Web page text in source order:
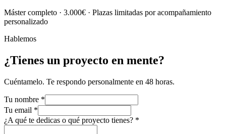
Máster completo · 3.000€ · Plazas limitadas por acompañamiento
personalizado
Hablemos
¿Tienes un proyecto en mente?
Cuéntamelo. Te respondo personalmente en 48 horas.
Tu nombre *
Tu email *
¿A qué te dedicas o qué proyecto tienes? *